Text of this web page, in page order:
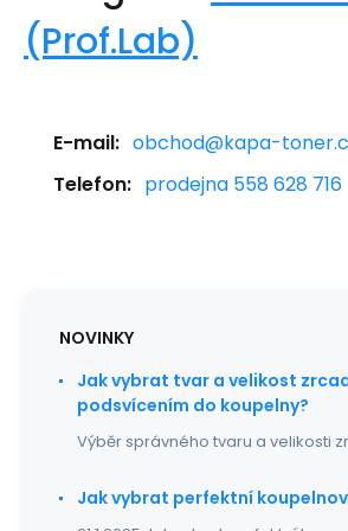
(Prof.Lab)
E-mail: obchod@kapa-
Telefon: prodejna 558 628 716
NOVINKY
Jak vybrat tvar a velikost
podsvícením do koupelny?
Výběr správného tvaru a velikosti
Jak vybrat perfektní